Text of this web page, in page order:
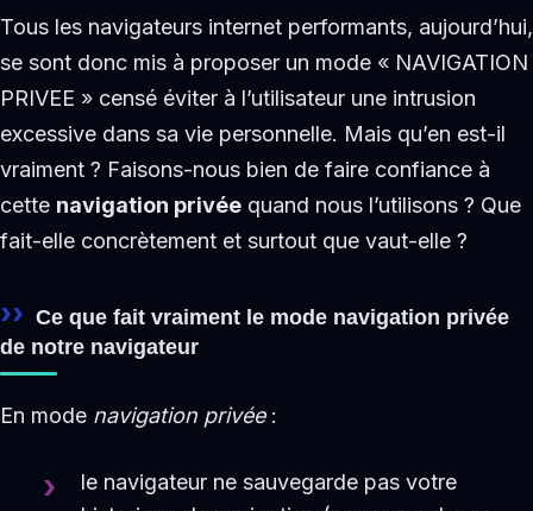
Tous les navigateurs internet performants, aujourd’hui,
se sont donc mis à proposer un mode « NAVIGATION
PRIVEE » censé éviter à l’utilisateur une intrusion
excessive dans sa vie personnelle. Mais qu’en est-il
vraiment ? Faisons-nous bien de faire confiance à
cette navigation privée quand nous l’utilisons ? Que
fait-elle concrètement et surtout que vaut-elle ?
Ce que fait vraiment le mode navigation privée
de notre navigateur
En mode navigation privée:
le navigateur ne sauvegarde pas votre